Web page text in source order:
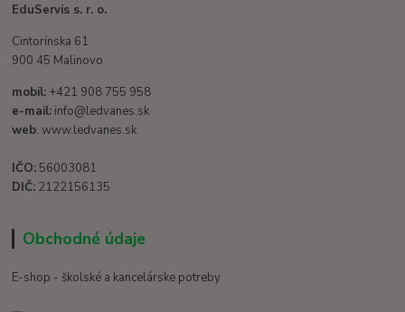
EduServis s. r. o.
Cintorínska 61
900 45 Malinovo
mobil: +421 908 755 958
e-mail: info@ledvanes.sk
web: www.ledvanes.sk
IČO: 56003081
DIČ: 2122156135
Obchodné údaje
E-shop - školské a kancelárske potreby